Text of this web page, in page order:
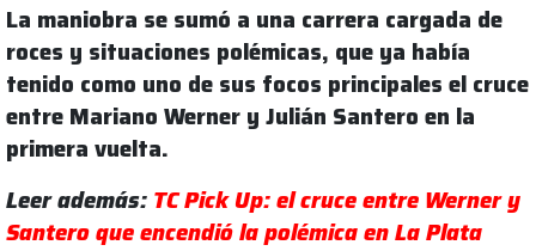
La maniobra se sumó a una carrera cargada de
roces y situaciones polémicas, que ya había
tenido como uno de sus focos principales el cruce
entre Mariano Werner y Julián Santero en la
primera vuelta.
Leer además: TC Pick Up: el cruce entre Werner y
Santero que encendió la polémica en La Plata